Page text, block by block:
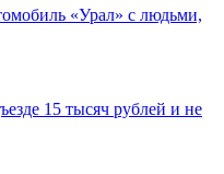
«Урал» с людьми,
15 тысяч рублей и не